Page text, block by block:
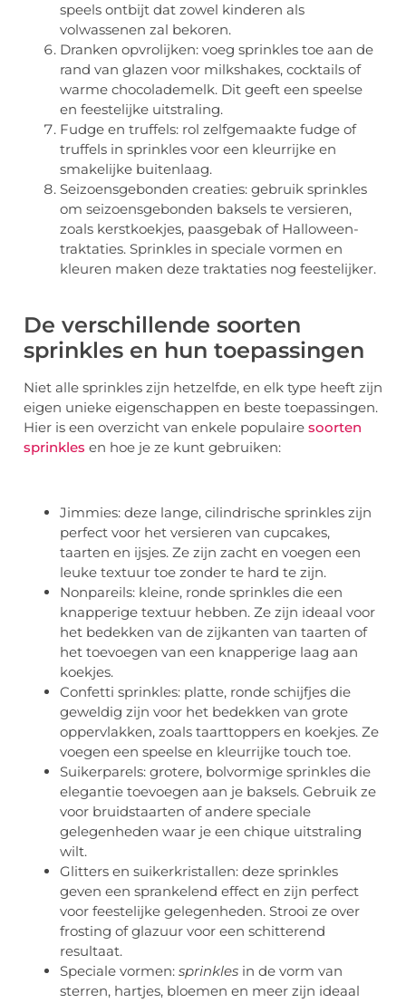
speels ontbijt dat zowel kinderen als
volwassenen zal bekoren.
Dranken opvrolijken: voeg sprinkles toe aan de
rand van glazen voor milkshakes, cocktails of
warme chocolademelk. Dit geeft een speelse
en feestelijke uitstraling.
Fudge en truffels: rol zelfgemaakte fudge of
truffels in sprinkles voor een kleurrijke en
smakelijke buitenlaag.
Seizoensgebonden creaties: gebruik sprinkles
om seizoensgebonden baksels te versieren,
zoals kerstkoekjes, paasgebak of Halloween-
traktaties. Sprinkles in speciale vormen en
kleuren maken deze traktaties nog feestelijker.
De verschillende soorten
sprinkles en hun toepassingen
Niet alle sprinkles zijn hetzelfde, en elk type heeft zijn
eigen unieke eigenschappen en beste toepassingen.
Hier is een overzicht van enkele populaire soorten
sprinkles en hoe je ze kunt gebruiken:
Jimmies: deze lange, cilindrische sprinkles zijn
perfect voor het versieren van cupcakes,
taarten en ijsjes. Ze zijn zacht en voegen een
leuke textuur toe zonder te hard te zijn.
Nonpareils: kleine, ronde sprinkles die een
knapperige textuur hebben. Ze zijn ideaal voor
het bedekken van de zijkanten van taarten of
het toevoegen van een knapperige laag aan
koekjes.
Confetti sprinkles: platte, ronde schijfjes die
geweldig zijn voor het bedekken van grote
oppervlakken, zoals taarttoppers en koekjes. Ze
voegen een speelse en kleurrijke touch toe.
Suikerparels: grotere, bolvormige sprinkles die
elegantie toevoegen aan je baksels. Gebruik ze
voor bruidstaarten of andere speciale
gelegenheden waar je een chique uitstraling
wilt.
Glitters en suikerkristallen: deze sprinkles
geven een sprankelend effect en zijn perfect
voor feestelijke gelegenheden. Strooi ze over
frosting of glazuur voor een schitterend
resultaat.
Speciale vormen: sprinkles in de vorm van
sterren, hartjes, bloemen en meer zijn ideaal